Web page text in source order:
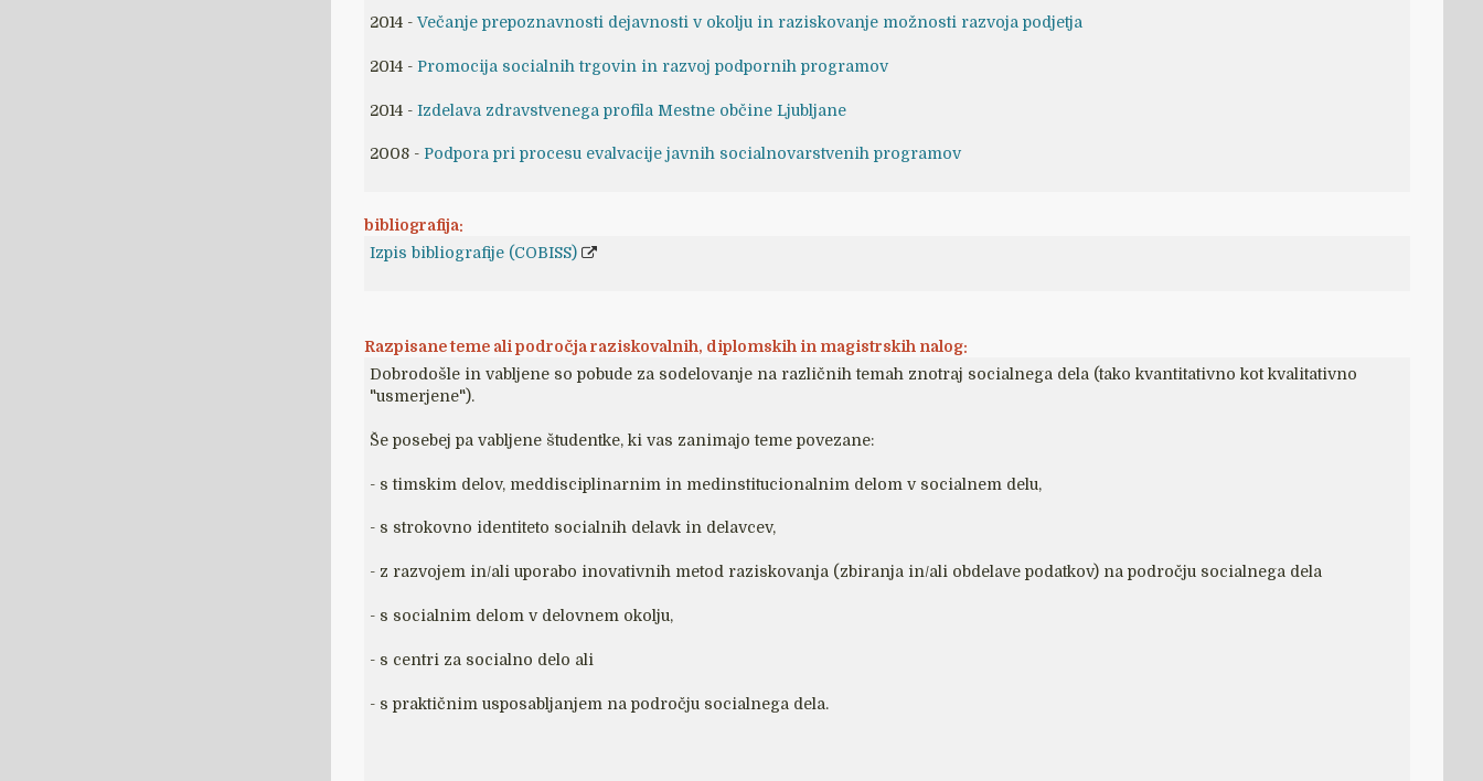
2014 - Večanje prepoznavnosti dejavnosti v okolju in raziskovanje možnosti razvoja podjetja
2014 - Promocija socialnih trgovin in razvoj podpornih programov
2014 - Izdelava zdravstvenega profila Mestne občine Ljubljane
2008 - Podpora pri procesu evalvacije javnih socialnovarstvenih programov
bibliografija:
Izpis bibliografije (COBISS)
Razpisane teme ali področja raziskovalnih, diplomskih in magistrskih nalog:
Dobrodošle in vabljene so pobude za sodelovanje na različnih temah znotraj socialnega dela (tako kvantitativno kot kvalitativno
"usmerjene").
Še posebej pa vabljene študentke, ki vas zanimajo teme povezane:
- s timskim delov, meddisciplinarnim in medinstitucionalnim delom v socialnem delu,
- s strokovno identiteto socialnih delavk in delavcev,
- z razvojem in/ali uporabo inovativnih metod raziskovanja (zbiranja in/ali obdelave podatkov) na področju socialnega dela
- s socialnim delom v delovnem okolju,
- s centri za socialno delo ali
- s praktičnim usposabljanjem na področju socialnega dela.